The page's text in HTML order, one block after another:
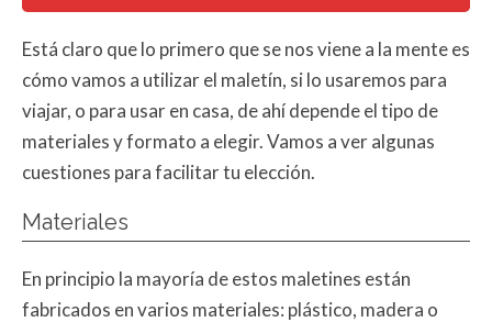
Está claro que lo primero que se nos viene a la mente es
cómo vamos a utilizar el maletín, si lo usaremos para
viajar, o para usar en casa, de ahí depende el tipo de
materiales y formato a elegir. Vamos a ver algunas
cuestiones para facilitar tu elección.
Materiales
En principio la mayoría de estos maletines están
fabricados en varios materiales: plástico, madera o